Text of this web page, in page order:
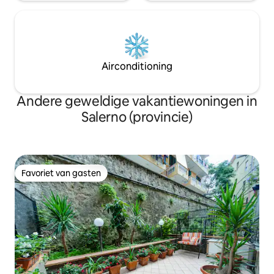
Airconditioning
Andere geweldige vakantiewoningen in
Salerno (provincie)
Favoriet van gasten
Favoriet van gasten